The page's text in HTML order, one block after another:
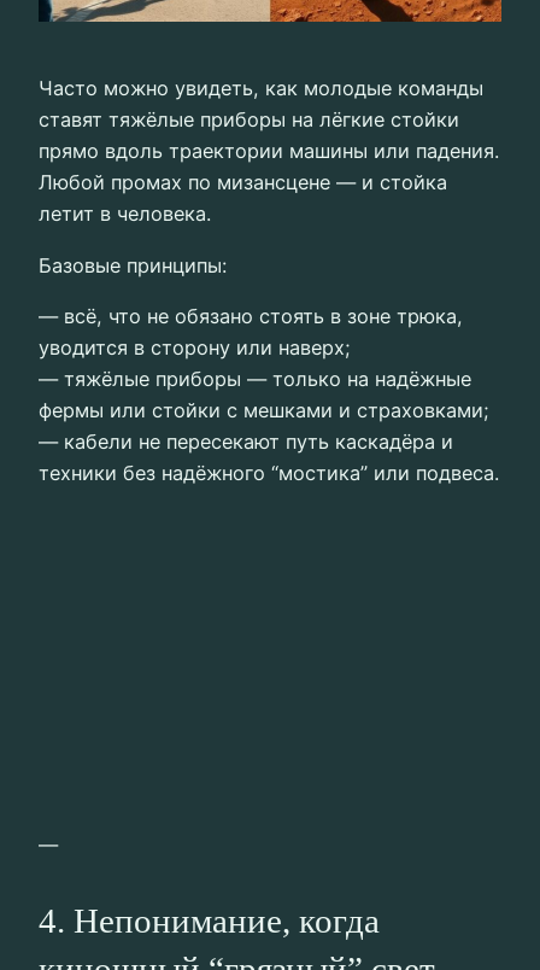
Часто можно увидеть, как молодые команды
ставят тяжёлые приборы на лёгкие стойки
прямо вдоль траектории машины или падения.
Любой промах по мизансцене — и стойка
летит в человека.
Базовые принципы:
— всё, что не обязано стоять в зоне трюка,
уводится в сторону или наверх;
— тяжёлые приборы — только на надёжные
фермы или стойки с мешками и страховками;
— кабели не пересекают путь каскадёра и
техники без надёжного “мостика” или подвеса.
—
4. Непонимание, когда